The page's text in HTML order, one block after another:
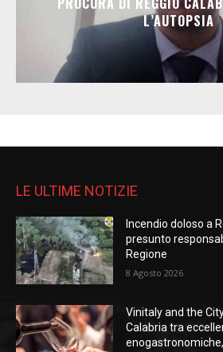
L’AUTOPSIA
LE ULTIME NOTIZIE
Incendio doloso a
presunto
Regione
8 Agosto 2026
Vinitaly and the
Calabria tra